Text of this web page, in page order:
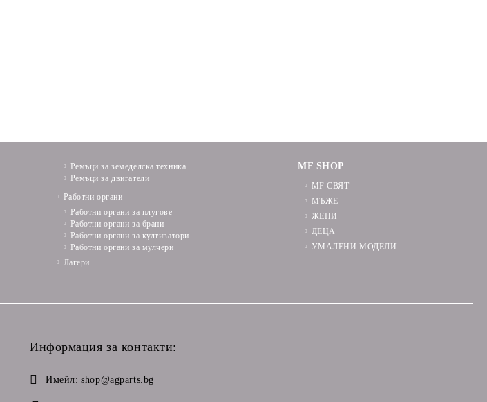
Ремъци за земеделска техника
Ремъци за двигатели
Работни органи
Работни органи за плугове
Работни органи за брани
Работни органи за култиватори
Работни органи за мулчери
Лагери
MF SHOP
MF СВЯТ
МЪЖЕ
ЖЕНИ
ДЕЦА
УМАЛЕНИ МОДЕЛИ
Информация за контакти:
Имейл: shop@agparts.bg